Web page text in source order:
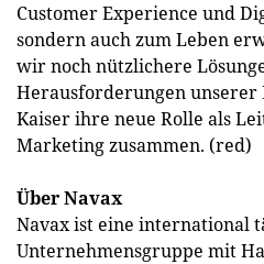
Customer Experience und
sondern auch zum Leben
wir noch nützlichere
Herausforderungen unserer
Kaiser ihre neue Rolle als
Marketing zusammen. (red)
Über Navax
Navax ist eine international
Unternehmensgruppe mit